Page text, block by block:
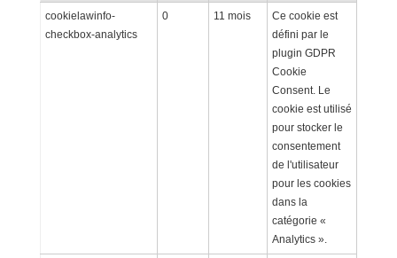
cookielawinfo-
checkbox-analytics
0 11 mois
Ce cookie est
défini par le
plugin GDPR
Cookie
Consent. Le
cookie est utilisé
pour stocker le
consentement
de l'utilisateur
pour les cookies
dans la
catégorie «
Analytics ».